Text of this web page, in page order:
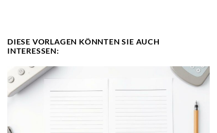
DIESE VORLAGEN KÖNNTEN SIE AUCH
INTERESSEN: